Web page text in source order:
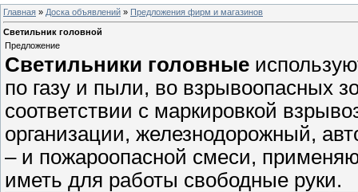
Главная » Доска объявлений » Предложения фирм и магазинов
Светильник головной
Предложение
Светильники головные
по газу и пыли, во взрывоопасных
соответствии с маркировкой
организации, железнодорожный,
– и пожароопасной смеси,
иметь для работы свободные руки.